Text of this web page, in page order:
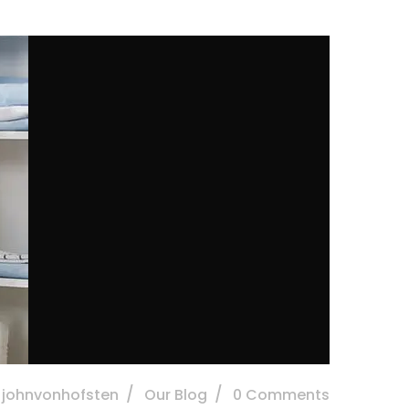
johnvonhofsten Our Blog 0 Comments